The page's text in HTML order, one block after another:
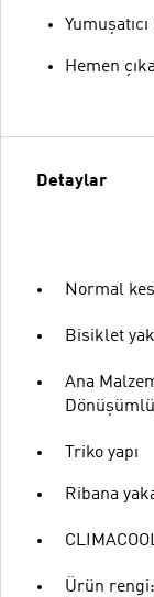
Hemen
Detaylar
Normal
Bisiklet
Ana
Dönüşümlü)
Triko yapı
Ribana
Ürün